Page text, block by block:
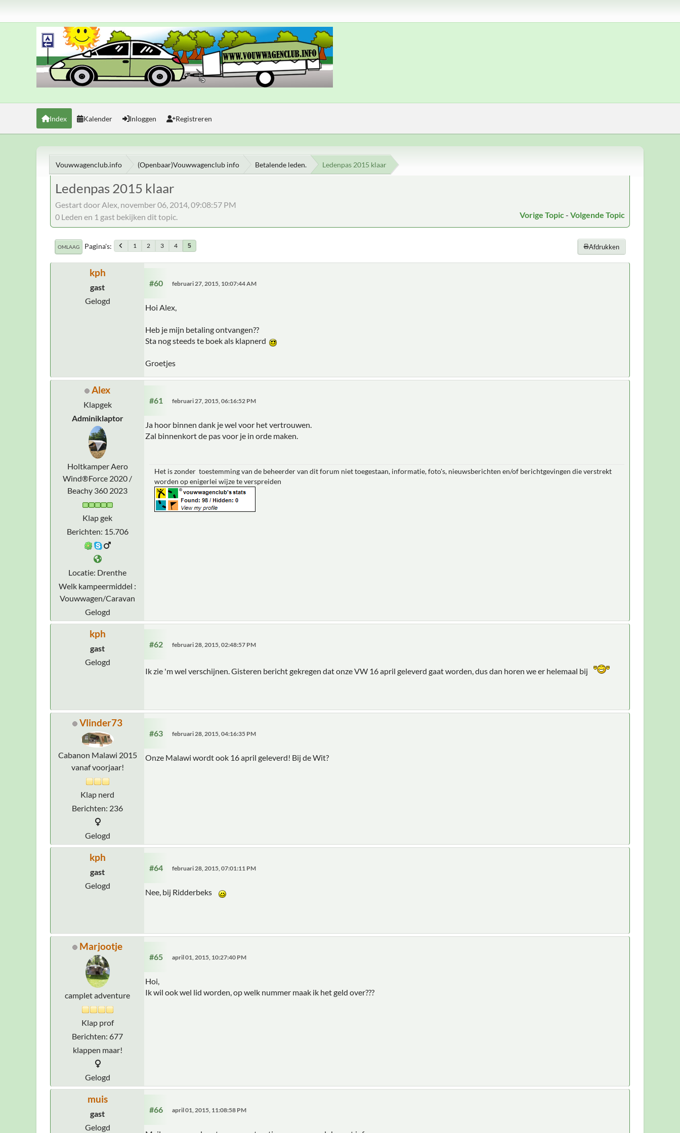
Index Kalender Inloggen Registreren
Vouwwagenclub.info (Openbaar)Vouwwagenclub info Betalende leden. Ledenpas 2015 klaar
Ledenpas 2015 klaar
Gestart door Alex, november 06, 2014, 09:08:57 PM
Vorige Topic - Volgende Topic
0 Leden en 1 gast bekijken dit topic.
Afdrukken
OMLAAG Pagina's 1 2 3 4 5
kph
gast
Gelogd
#60 februari 27, 2015, 10:07:44 AM
Hoi Alex,
Heb je mijn betaling ontvangen??
Sta nog steeds te boek als klapnerd
Groetjes
Alex
Klapgek
Adminiklaptor
Holtkamper Aero
Wind®Force 2020 /
Beachy 360 2023
Klap gek
Berichten: 15.706
Locatie: Drenthe
Welk kampeermiddel :
Vouwwagen/Caravan
Gelogd
#61 februari 27, 2015, 06:16:52 PM
Ja hoor binnen dank je wel voor het vertrouwen.
Zal binnenkort de pas voor je in orde maken.
Het is zonder toestemming van de beheerder van dit forum niet toegestaan, informatie, foto's, nieuwsberichten en/of berichtgevingen die verstrekt
worden op enigerlei wijze te verspreiden
kph
gast
Gelogd
#62 februari 28, 2015, 02:48:57 PM
Ik zie 'm wel verschijnen. Gisteren bericht gekregen dat onze VW 16 april geleverd gaat worden, dus dan horen we er helemaal bij
Vlinder73
Cabanon Malawi 2015
vanaf voorjaar!
Klap nerd
Berichten: 236
Gelogd
#63 februari 28, 2015, 04:16:35 PM
Onze Malawi wordt ook 16 april geleverd! Bij de Wit?
kph
gast
Gelogd
#64 februari 28, 2015, 07:01:11 PM
Nee, bij Ridderbeks
Marjootje
camplet adventure
Klap prof
Berichten: 677
klappen maar!
Gelogd
#65 april 01, 2015, 10:27:40 PM
Hoi,
Ik wil ook wel lid worden, op welk nummer maak ik het geld over???
muis
gast
Gelogd
#66 april 01, 2015, 11:08:58 PM